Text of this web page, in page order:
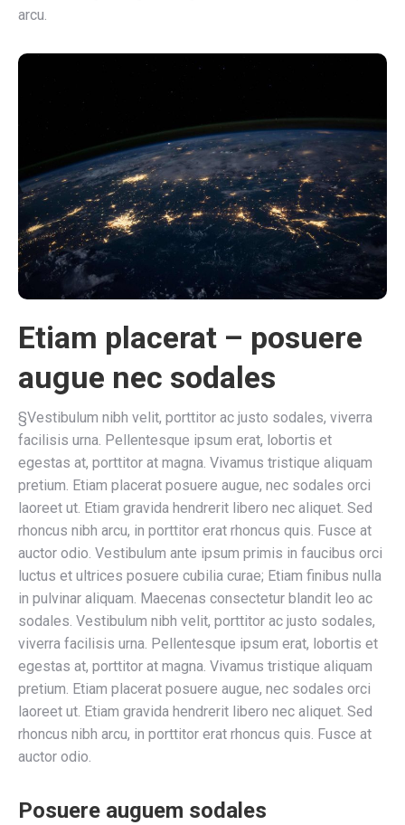
arcu.
Etiam placerat – posuere
augue nec sodales
§Vestibulum nibh velit, porttitor ac justo sodales, viverra
facilisis urna. Pellentesque ipsum erat, lobortis et
egestas at, porttitor at magna. Vivamus tristique aliquam
pretium. Etiam placerat posuere augue, nec sodales orci
laoreet ut. Etiam gravida hendrerit libero nec aliquet. Sed
rhoncus nibh arcu, in porttitor erat rhoncus quis. Fusce at
auctor odio. Vestibulum ante ipsum primis in faucibus orci
luctus et ultrices posuere cubilia curae; Etiam finibus nulla
in pulvinar aliquam. Maecenas consectetur blandit leo ac
sodales. Vestibulum nibh velit, porttitor ac justo sodales,
viverra facilisis urna. Pellentesque ipsum erat, lobortis et
egestas at, porttitor at magna. Vivamus tristique aliquam
pretium. Etiam placerat posuere augue, nec sodales orci
laoreet ut. Etiam gravida hendrerit libero nec aliquet. Sed
rhoncus nibh arcu, in porttitor erat rhoncus quis. Fusce at
auctor odio.
Posuere auguem sodales